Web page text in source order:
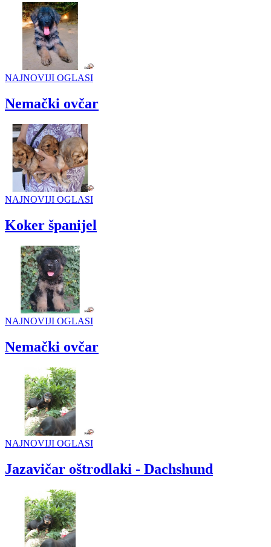
NAJNOVIJI OGLASI
Nemački ovčar
NAJNOVIJI OGLASI
Koker španijel
NAJNOVIJI OGLASI
Nemački ovčar
NAJNOVIJI OGLASI
Jazavičar oštrodlaki - Dachshund